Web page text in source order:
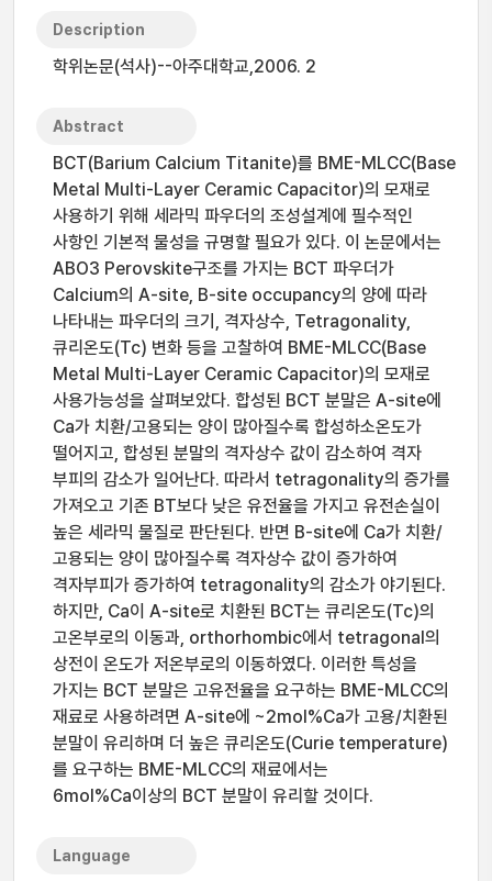
Description
학위논문(석사)--아주대학교,2006. 2
Abstract
BCT(Barium Calcium Titanite)를 BME-MLCC(Base
Metal Multi-Layer Ceramic Capacitor)의 모재로
사용하기 위해 세라믹 파우더의 조성설계에 필수적인
사항인 기본적 물성을 규명할 필요가 있다. 이 논문에서는
ABO3 Perovskite구조를 가지는 BCT 파우더가
Calcium의 A-site, B-site occupancy의 양에 따라
나타내는 파우더의 크기, 격자상수, Tetragonality,
큐리온도(Tc) 변화 등을 고찰하여 BME-MLCC(Base
Metal Multi-Layer Ceramic Capacitor)의 모재로
사용가능성을 살펴보았다. 합성된 BCT 분말은 A-site에
Ca가 치환/고용되는 양이 많아질수록 합성하소온도가
떨어지고, 합성된 분말의 격자상수 값이 감소하여 격자
부피의 감소가 일어난다. 따라서 tetragonality의 증가를
가져오고 기존 BT보다 낮은 유전율을 가지고 유전손실이
높은 세라믹 물질로 판단된다. 반면 B-site에 Ca가 치환/
고용되는 양이 많아질수록 격자상수 값이 증가하여
격자부피가 증가하여 tetragonality의 감소가 야기된다.
하지만, Ca이 A-site로 치환된 BCT는 큐리온도(Tc)의
고온부로의 이동과, orthorhombic에서 tetragonal의
상전이 온도가 저온부로의 이동하였다. 이러한 특성을
가지는 BCT 분말은 고유전율을 요구하는 BME-MLCC의
재료로 사용하려면 A-site에 ~2mol%Ca가 고용/치환된
분말이 유리하며 더 높은 큐리온도(Curie temperature)
를 요구하는 BME-MLCC의 재료에서는
6mol%Ca이상의 BCT 분말이 유리할 것이다.
Language